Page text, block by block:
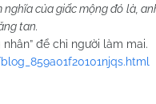
nghĩa của giấc mộng đó là,
tan.
để chỉ người làm mai.